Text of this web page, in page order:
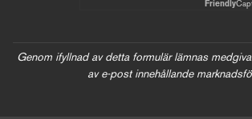
Friendly
Genom ifyllnad av detta formulär lämnas
av e-post innehållande